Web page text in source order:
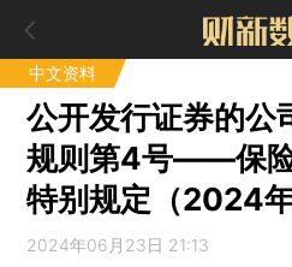
中文资料
公开发行证券的公
规则第4号——保
特别规定（2024年
2024年06月23日 21:13